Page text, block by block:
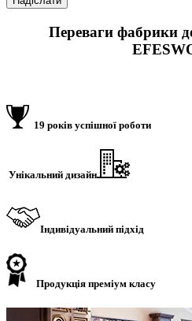
Переваги фабрики
19 років успішної роботи
Унікальний дизайн
Індивідуальний підхід
Продукція преміум класу